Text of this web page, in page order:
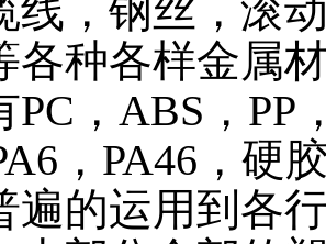
线，钢丝，滚
各种各样金属
PC，ABS，PP
，PA46，硬
遍的运用到各